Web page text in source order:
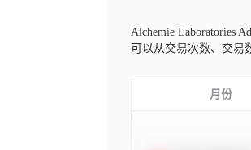
Alchemie Laboratories
可以从交易次数、交易
月份